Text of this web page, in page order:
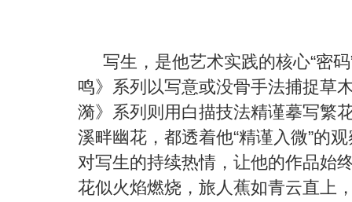
写生，是他艺术实践的核心“密码
鸣》系列以写意或没骨手法捕捉草
漪》系列则用白描技法精谨摹写繁
溪畔幽花，都透着他“精谨入微”的
对写生的持续热情，让他的作品始
花似火焰燃烧，旅人蕉如青云直上